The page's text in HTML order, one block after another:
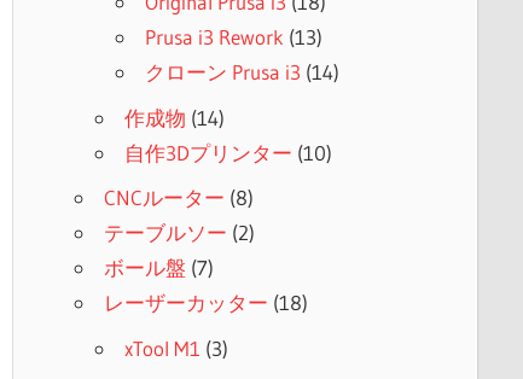
Prusa i3 Rework (13)
クローン Prusa i3 (14)
作成物 (14)
自作3Dプリンター (10)
CNCルーター (8)
テーブルソー (2)
ボール盤 (7)
レーザーカッター (18)
xTool M1 (3)